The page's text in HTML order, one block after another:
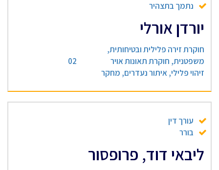
נתמך בתצהיר
יורדן אורלי
חוקרת זירה פלילית ובטיחותית,
משפטנית, חוקרת תאונות אויר
זיהוי פלילי, איתור נעדרים, מחקר
02
עורך דין
בורר
ליבאי דוד, פרופסור